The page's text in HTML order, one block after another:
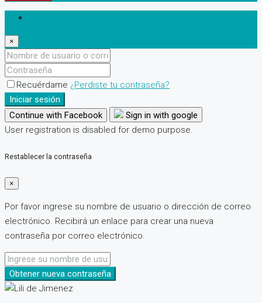
×
Recuérdame ¿Perdiste tu contraseña?
Iniciar sesión
Continue with Facebook
Sign in with google
User registration is disabled for demo purpose.
Restablecer la contraseña
×
Por favor ingrese su nombre de usuario o dirección de correo
electrónico. Recibirá un enlace para crear una nueva
contraseña por correo electrónico.
Obtener nueva contraseña